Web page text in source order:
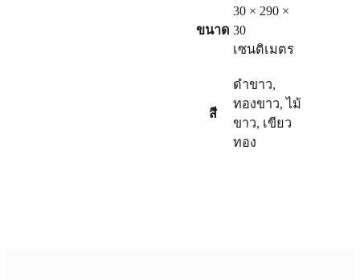
ขนาด
30 × 290 ×
30
เซนติเมตร
สี
ดำขาว,
ทองขาว, ไม้
ขาว, เขียว
ทอง